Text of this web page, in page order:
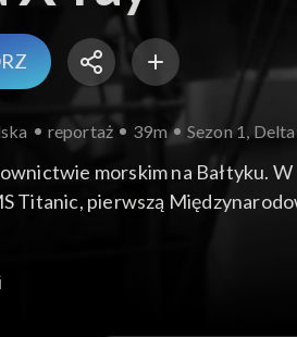
reportaż 39m Sezon 1,
morskim na Bałtyku.
Titanic, pierwszą
ratowniczego w Polsce.
w jaki sposób wzywa się